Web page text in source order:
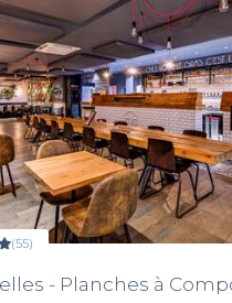
(55)
- Planches à